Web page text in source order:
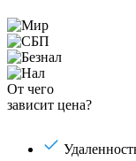
От чего
зависит цена?